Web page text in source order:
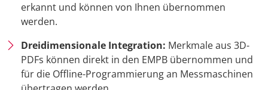
erkannt und können von Ihnen übernommen
werden.
Dreidimensionale Integration: Merkmale aus 3D-
PDFs können direkt in den EMPB übernommen und
für die Offline-Programmierung an Messmaschinen